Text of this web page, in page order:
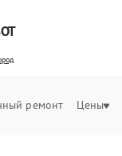
ремонт Цены